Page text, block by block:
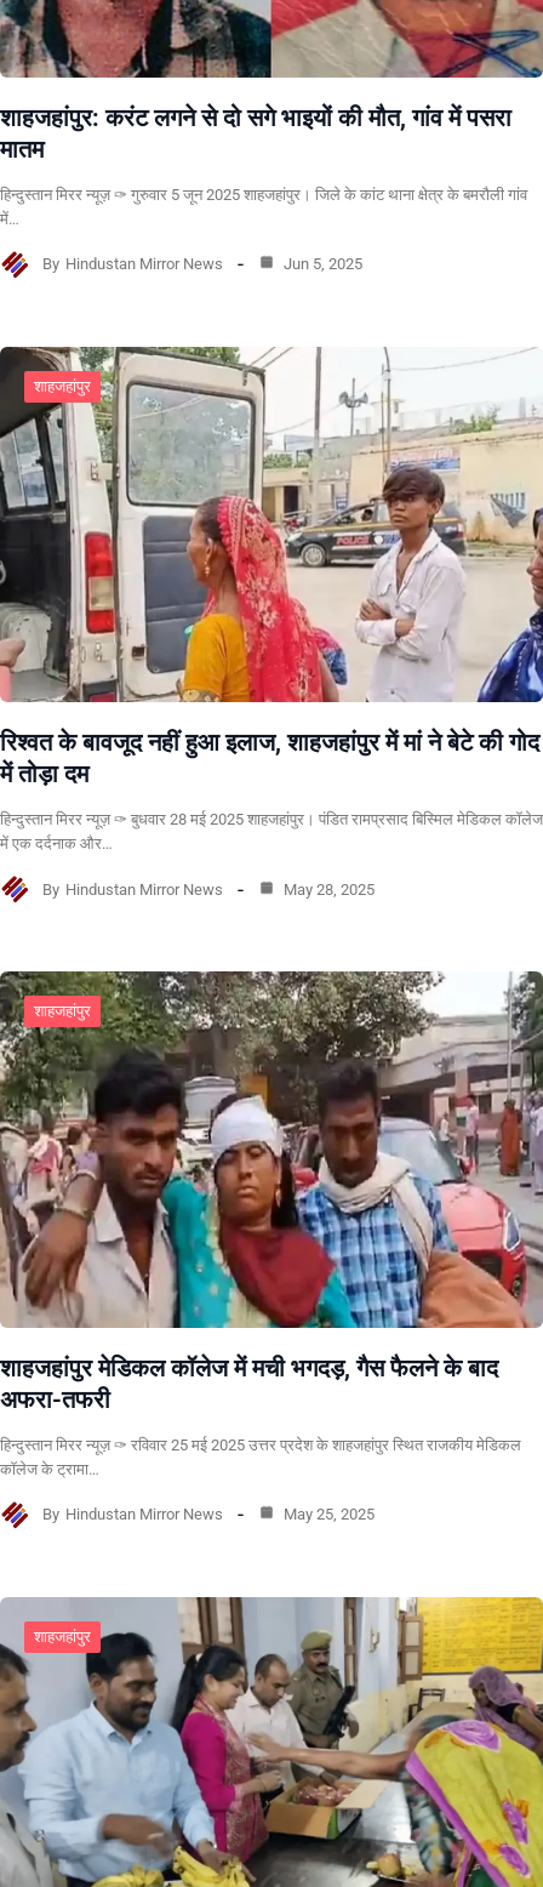
शाहजहांपुर: करंट लगने से दो सगे भाइयों की मौत, गांव में पसरा
मातम
हिन्दुस्तान मिरर न्यूज़ ✑ गुरुवार 5 जून 2025 शाहजहांपुर। जिले के कांट थाना क्षेत्र के बमरौली गांव
में…
By Hindustan Mirror News Jun 5, 2025
शाहजहांपुर
रिश्वत के बावजूद नहीं हुआ इलाज, शाहजहांपुर में मां ने बेटे की गोद
में तोड़ा दम
हिन्दुस्तान मिरर न्यूज़ ✑ बुधवार 28 मई 2025 शाहजहांपुर। पंडित रामप्रसाद बिस्मिल मेडिकल कॉलेज
में एक दर्दनाक और…
By Hindustan Mirror News May 28, 2025
शाहजहांपुर
शाहजहांपुर मेडिकल कॉलेज में मची भगदड़, गैस फैलने के बाद
अफरा-तफरी
हिन्दुस्तान मिरर न्यूज़ ✑ रविवार 25 मई 2025 उत्तर प्रदेश के शाहजहांपुर स्थित राजकीय मेडिकल
कॉलेज के ट्रामा…
By Hindustan Mirror News May 25, 2025
शाहजहांपुर